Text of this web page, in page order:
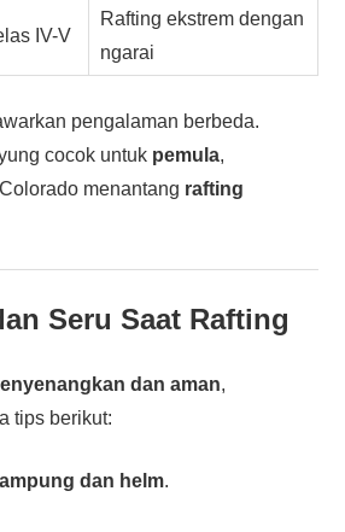
IV-V
Rafting ekstrem dengan
ngarai
pengalaman berbeda.
cocok untuk pemula,
menantang rafting
Seru Saat Rafting
dan aman,
tips berikut:
dan helm.